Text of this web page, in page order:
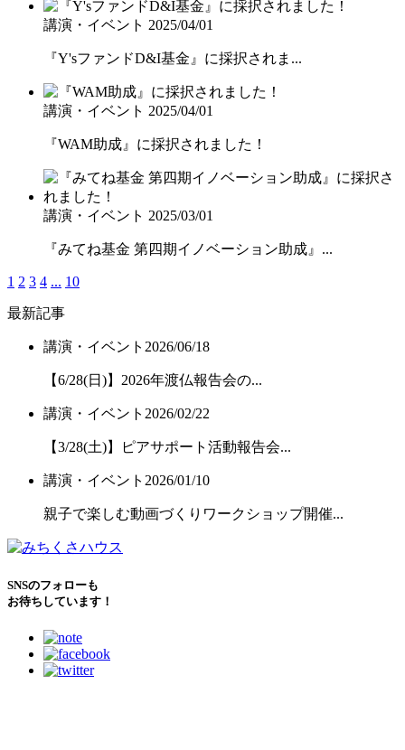
講演・イベント 2025/04/01
『Y'sファンドD&I基金』に採択されま...
講演・イベント 2025/04/01
『WAM助成』に採択されました！
講演・イベント 2025/03/01
『みてね基金 第四期イノベーション助成』...
1 2 3 4 ... 10
最新記事
講演・イベント 2026/06/18
【6/28(日)】2026年渡仏報告会の...
講演・イベント 2026/02/22
【3/28(土)】ピアサポート活動報告会...
講演・イベント 2026/01/10
親子で楽しむ動画づくりワークショップ開催...
SNSのフォローも
お待ちしています！